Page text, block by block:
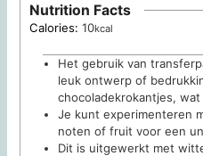
Nutrition Facts
Calories:10kcal
Het gebruik van
leuk ontwerp of
chocoladekrokantjes,
Je kunt experimenteren
noten of fruit voor een
Dit is uitgewerkt met